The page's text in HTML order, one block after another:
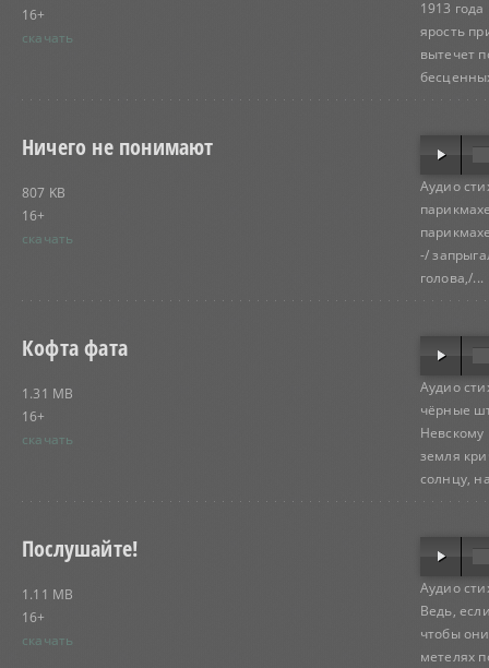
16+
скачать
1913
ярость
вытечет
Ничего не понимают
807 KB
16+
скачать
Аудио
-/
голова,/...
Кофта фата
1.31 MB
16+
скачать
Аудио
чёрные
земля
солнцу,
Послушайте!
1.11 MB
16+
скачать
Аудио
Ведь,
чтобы
метелях